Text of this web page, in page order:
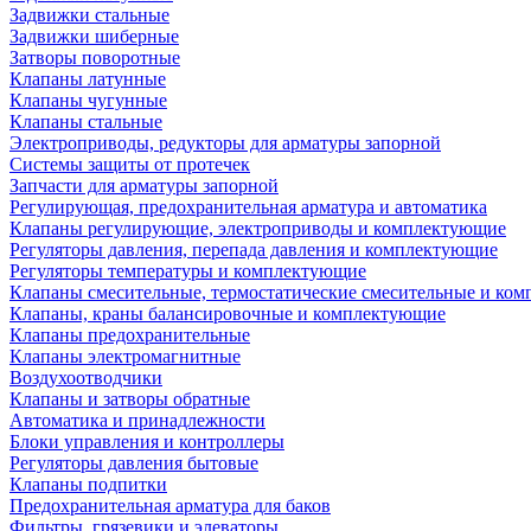
Задвижки стальные
Задвижки шиберные
Затворы поворотные
Клапаны латунные
Клапаны чугунные
Клапаны стальные
Электроприводы, редукторы для арматуры запорной
Системы защиты от протечек
Запчасти для арматуры запорной
Регулирующая, предохранительная арматура и автоматика
Клапаны регулирующие, электроприводы и комплектующие
Регуляторы давления, перепада давления и комплектующие
Регуляторы температуры и комплектующие
Клапаны смесительные, термостатические смесительные и
Клапаны, краны балансировочные и комплектующие
Клапаны предохранительные
Клапаны электромагнитные
Воздухоотводчики
Клапаны и затворы обратные
Автоматика и принадлежности
Блоки управления и контроллеры
Регуляторы давления бытовые
Клапаны подпитки
Предохранительная арматура для баков
Фильтры, грязевики и элеваторы